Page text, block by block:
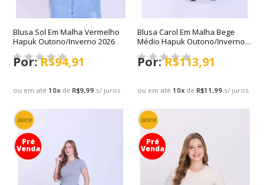
Blusa Sol Em Malha Vermelho
Hapuk Outono/Inverno 2026
ou em até10x deR$9,99 s/ juros
R$94,91
Blusa Carol Em Malha Bege
Médio Hapuk Outono/Inverno
2026
ou em até10x deR$11,99 s/ juros
R$113,91
novo
Pré
Venda
novo
Pré
Venda